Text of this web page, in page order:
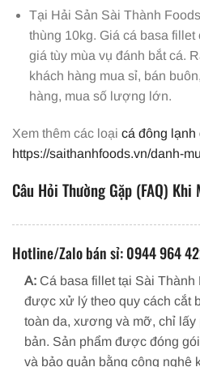
Tại Hải Sản Sài Thành
thùng 10kg. Giá cá basa
giá tùy mùa vụ đánh bắt cá.
khách hàng mua sỉ, bán
hàng, mua số lượng lớn.
Xem thêm các loại cá đông lạnh
https://saithanhfoods.vn/danh-
Câu Hỏi Thường Gặp (FAQ) Khi
Hotline/Zalo bán sỉ: 0944 964
A: Cá basa fillet tại Sài
được xử lý theo quy cách cắt
toàn da, xương và mỡ, chỉ lấy
bản. Sản phẩm được đóng
và bảo quản bằng công nghệ